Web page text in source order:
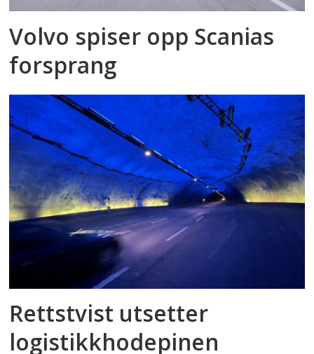
Volvo spiser opp Scanias
forsprang
Rettstvist utsetter
logistikkhodepinen